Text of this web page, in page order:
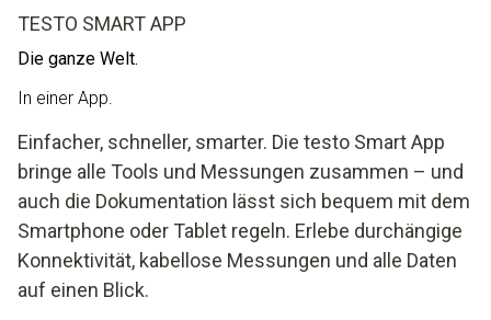
TESTO SMART APP
Die ganze Welt.
In einer App.
Einfacher, schneller, smarter. Die testo Smart App
bringe alle Tools und Messungen zusammen – und
auch die Dokumentation lässt sich bequem mit dem
Smartphone oder Tablet regeln. Erlebe durchängige
Konnektivität, kabellose Messungen und alle Daten
auf einen Blick.